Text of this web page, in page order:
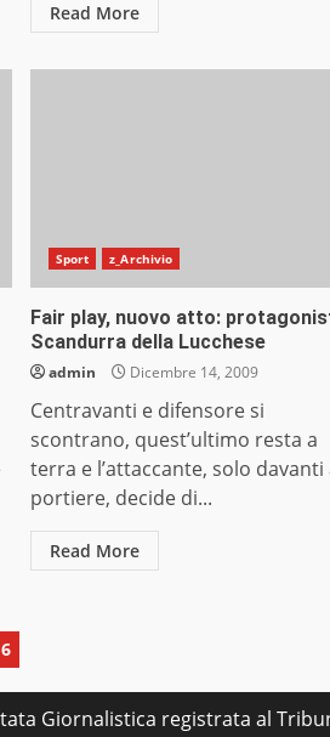
Read More
Sport z_Archivio
Fair play, nuovo atto:
Scandurra della Lucchese
admin Dicembre 14, 2009
Centravanti e difensore si
scontrano, quest’ultimo resta a
terra e l’attaccante, solo davanti
portiere, decide di...
Read More
Giornalistica registrata al